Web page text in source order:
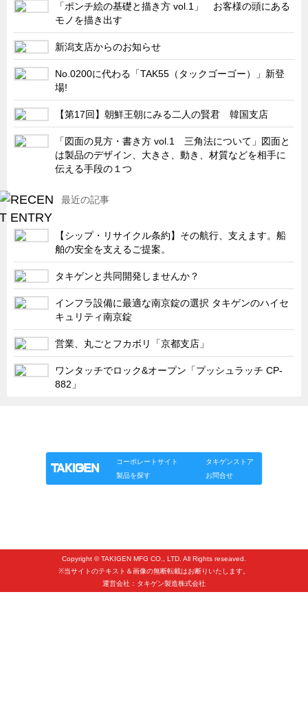
旬の野菜とタキゲン製品
PICK UP NEWS
ポンチ絵の基礎と描き方
図面の見方・書き方
キャビネット工業会規格「CA300」集中講義
ズバッとお悩み解決 テクニカル Q and A
瀧源点回帰
光る技術！未来へのモノづくり
ちょっとユニークなお客様
ビジサスニュース
ECOLOGY NEWS SCRAMBLE
支店所在地（歴史探訪）
ニッポン再発見
あれこれWATCH
こんなとき、どう言うの?
４コマ漫画 のんきなのんちゃん
展示会情報／出展告知
展示会情報／報告レポート
タキゲンの歴史
「ポンチ絵の基礎と描き方 vol.1」 お客様の頭にある
モノを描き出す
新潟支店からのお知らせ
No.0200に代わる「TAK55（タックゴーゴー）」新登
場!
【第17回】朝鮮王朝にみる二人の賢君 韓国支店
「図面の見方・書き方 vol.1 三角法について」図面と
は製品のデザイン、大きさ、動き、材質などを相手に
伝える手段の１つ
最近の記事
【シップ・リサイクル条約】その航行、支えます。船
舶の安全を支えるご提案。
タキゲンと共同開発しませんか？
インフラ設備に最適な南京錠の選択 タキゲンのハイセ
キュリティ南京錠
営業、丸ごとフカボリ「京都支店」
ワンタッチでロック&オープン「プッシュラッチ CP-
882」
コーポレートサイト
タキゲンストア
製品を探す
お問合せ
Copyright © TAKIGEN MFG CO., LTD. All Rights reseaved.
※当サイトのテキスト＆画像の無断転載はお断りいたします。
運営会社：タキゲン製造株式会社